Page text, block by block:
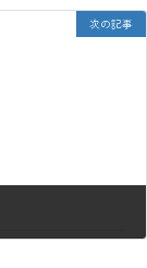
次の記事